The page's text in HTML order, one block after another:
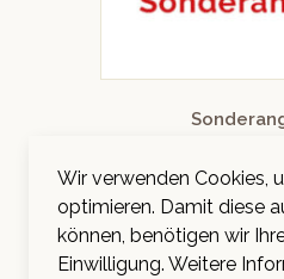
Wir verwenden Cookies,
optimieren. Damit diese
können, benötigen wir
Einwilligung. Weitere